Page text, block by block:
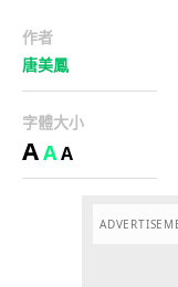
作者
唐美鳳
字體大小
AAA